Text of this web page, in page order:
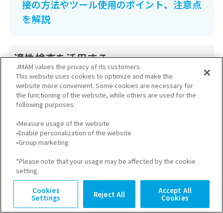
接の方法やツール使用のポイント、注意点
を解説
適性検査を活用する
適性検査とは、求職者の適性を見極めるための
検査です。大きく性格検査と能力検査の2つに大
別できます。
期離職しやすい人材か、といった判断がしやすく
なります。Afterコロナの採用活動に不安を感じ
ている企業は、積極的に適性検査を活用してオ
JMAM values the privacy of its customers.
This website uses cookies to optimize and make the
website more convenient. Some cookies are necessary for
the functioning of the website, while others are used for the
following purposes:
•Measure usage of the website
•Enable personalization of the website
•Group marketing
*Please note that your usage may be affected by the cookie
setting.
Cookies
Settings Reject All Accept All
Cookies